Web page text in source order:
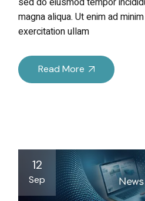
magna aliqua. Ut enim ad
exercitation ullam
Read More
12
Sep